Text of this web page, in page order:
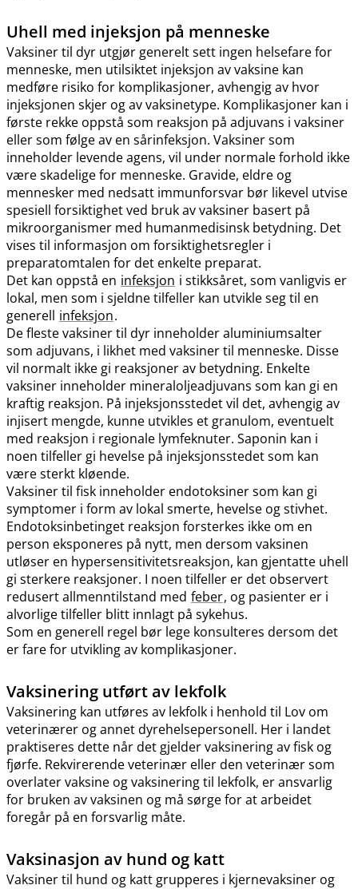
Uhell med injeksjon på menneske
Vaksiner til dyr utgjør generelt sett ingen helsefare for
menneske, men utilsiktet injeksjon av vaksine kan
medføre risiko for komplikasjoner, avhengig av hvor
injeksjonen skjer og av vaksinetype. Komplikasjoner kan i
første rekke oppstå som reaksjon på adjuvans i vaksiner
eller som følge av en sårinfeksjon. Vaksiner som
inneholder levende agens, vil under normale forhold ikke
være skadelige for menneske. Gravide, eldre og
mennesker med nedsatt immunforsvar bør likevel utvise
spesiell forsiktighet ved bruk av vaksiner basert på
mikroorganismer med humanmedisinsk betydning. Det
vises til informasjon om forsiktighetsregler i
preparatomtalen for det enkelte preparat.
Det kan oppstå en infeksjon i stikksåret, som vanligvis er
lokal, men som i sjeldne tilfeller kan utvikle seg til en
generell infeksjon.
De fleste vaksiner til dyr inneholder aluminiumsalter
som adjuvans, i likhet med vaksiner til menneske. Disse
vil normalt ikke gi reaksjoner av betydning. Enkelte
vaksiner inneholder mineraloljeadjuvans som kan gi en
kraftig reaksjon. På injeksjonsstedet vil det, avhengig av
injisert mengde, kunne utvikles et granulom, eventuelt
med reaksjon i regionale lymfeknuter. Saponin kan i
noen tilfeller gi hevelse på injeksjonsstedet som kan
være sterkt kløende.
Vaksiner til fisk inneholder endotoksiner som kan gi
symptomer i form av lokal smerte, hevelse og stivhet.
Endotoksinbetinget reaksjon forsterkes ikke om en
person eksponeres på nytt, men dersom vaksinen
utløser en hypersensitivitetsreaksjon, kan gjentatte uhell
gi sterkere reaksjoner. I noen tilfeller er det observert
redusert allmenntilstand med feber, og pasienter er i
alvorlige tilfeller blitt innlagt på sykehus.
Som en generell regel bør lege konsulteres dersom det
er fare for utvikling av komplikasjoner.
Vaksinering utført av lekfolk
Vaksinering kan utføres av lekfolk i henhold til Lov om
veterinærer og annet dyrehelsepersonell. Her i landet
praktiseres dette når det gjelder vaksinering av fisk og
fjørfe. Rekvirerende veterinær eller den veterinær som
overlater vaksine og vaksinering til lekfolk, er ansvarlig
for bruken av vaksinen og må sørge for at arbeidet
foregår på en forsvarlig måte.
Vaksinasjon av hund og katt
Vaksiner til hund og katt grupperes i kjernevaksiner og